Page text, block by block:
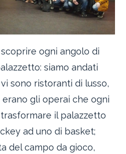
ogni angolo di
siamo andati
sono ristoranti di lusso,
erano gli operai che ogni
il palazzetto
ad uno di basket;
del campo da gioco,